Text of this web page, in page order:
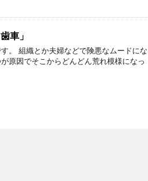
車」
。 組織とか夫婦などで険悪なムードにな
原因でそこからどんどん荒れ模様になっ